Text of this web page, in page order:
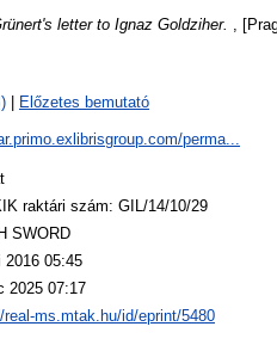
letter to Ignaz Goldziher. ,
Előzetes bemutató
perma...
raktári szám: GIL/14/10/29
SWORD
2016 05:45
2025 07:17
real-ms.mtak.hu/id/eprint/5480